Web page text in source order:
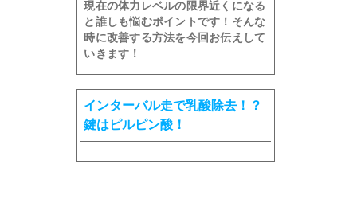
現在の体力レベルの限界近くになる
と誰しも悩むポイントです！そんな
時に改善する方法を今回お伝えして
いきます！
インターバル走で乳酸除去！？
鍵はピルピン酸！